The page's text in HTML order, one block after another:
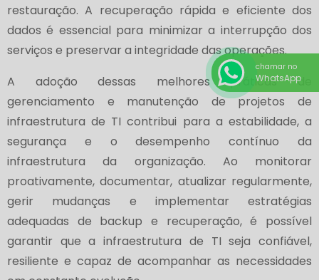
restauração. A recuperação rápida e eficiente dos
dados é essencial para minimizar a interrupção dos
serviços e preservar a integridade das operações.
A adoção dessas melhores práticas de
gerenciamento e manutenção de projetos de
infraestrutura de TI contribui para a estabilidade, a
segurança e o desempenho contínuo da
infraestrutura da organização. Ao monitorar
proativamente, documentar, atualizar regularmente,
gerir mudanças e implementar estratégias
adequadas de backup e recuperação, é possível
garantir que a infraestrutura de TI seja confiável,
resiliente e capaz de acompanhar as necessidades
chamar no
WhatsApp